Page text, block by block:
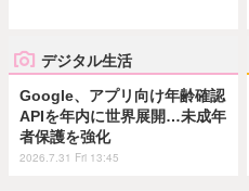
デジタル生活
Google、アプリ向け年齢確認
APIを年内に世界展開…未成年
者保護を強化
2026.7.31 Fri 13:45